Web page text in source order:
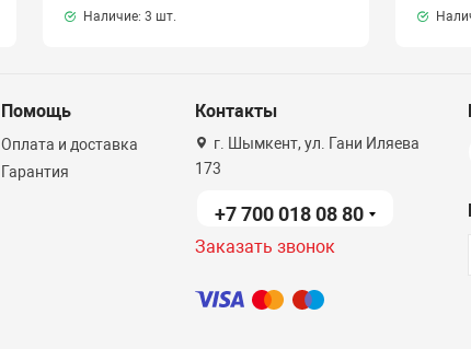
Наличие:3 шт.
Помощь
Оплата и доставка
Гарантия
Контакты
г. Шымкент, ул. Гани Иляева
173
+7 700 018 08 80
Заказать звонок